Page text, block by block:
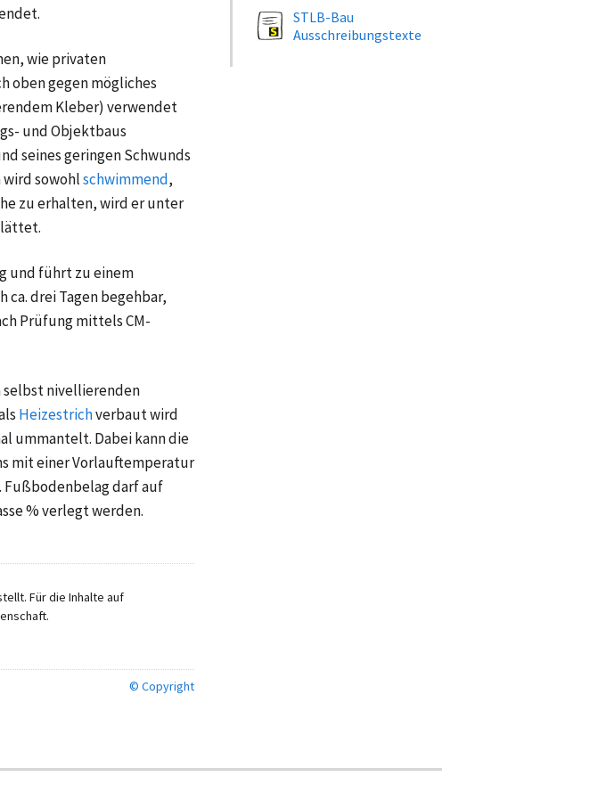
wie privaten
oben gegen mögliches
Kleber) verwendet
und Objektbaus
seines geringen Schwunds
sowohlschwimmend,
zu erhalten, wird er unter
und führt zu einem
ca. drei Tagen begehbar,
Prüfung mittels CM-
selbst nivellierenden
Heizestrichverbaut wird
ummantelt. Dabei kann die
mit einer Vorlauftemperatur
darf auf
%verlegt werden.
Für die Inhalte auf
© Copyright
STLB-Bau
Ausschreibungstexte